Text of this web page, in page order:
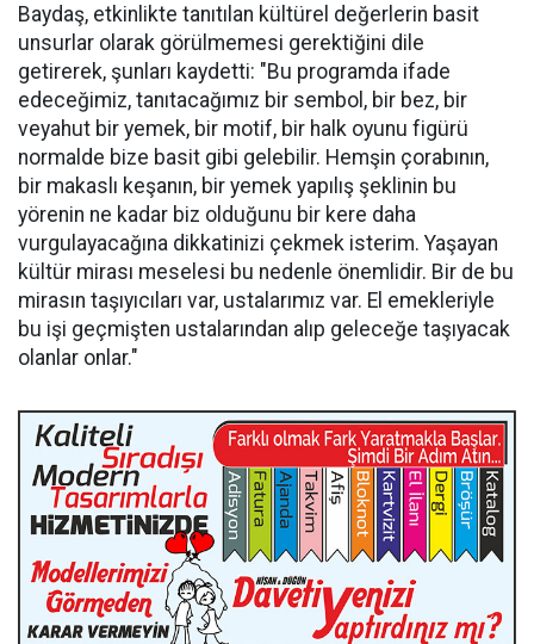
Baydaş, etkinlikte tanıtılan kültürel değerlerin basit
unsurlar olarak görülmemesi gerektiğini dile
getirerek, şunları kaydetti: "Bu programda ifade
edeceğimiz, tanıtacağımız bir sembol, bir bez, bir
veyahut bir yemek, bir motif, bir halk oyunu figürü
normalde bize basit gibi gelebilir. Hemşin çorabının,
bir makaslı keşanın, bir yemek yapılış şeklinin bu
yörenin ne kadar biz olduğunu bir kere daha
vurgulayacağına dikkatinizi çekmek isterim. Yaşayan
kültür mirası meselesi bu nedenle önemlidir. Bir de bu
mirasın taşıyıcıları var, ustalarımız var. El emekleriyle
bu işi geçmişten ustalarından alıp geleceğe taşıyacak
olanlar onlar."